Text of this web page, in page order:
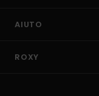
AIUTO
ROXY